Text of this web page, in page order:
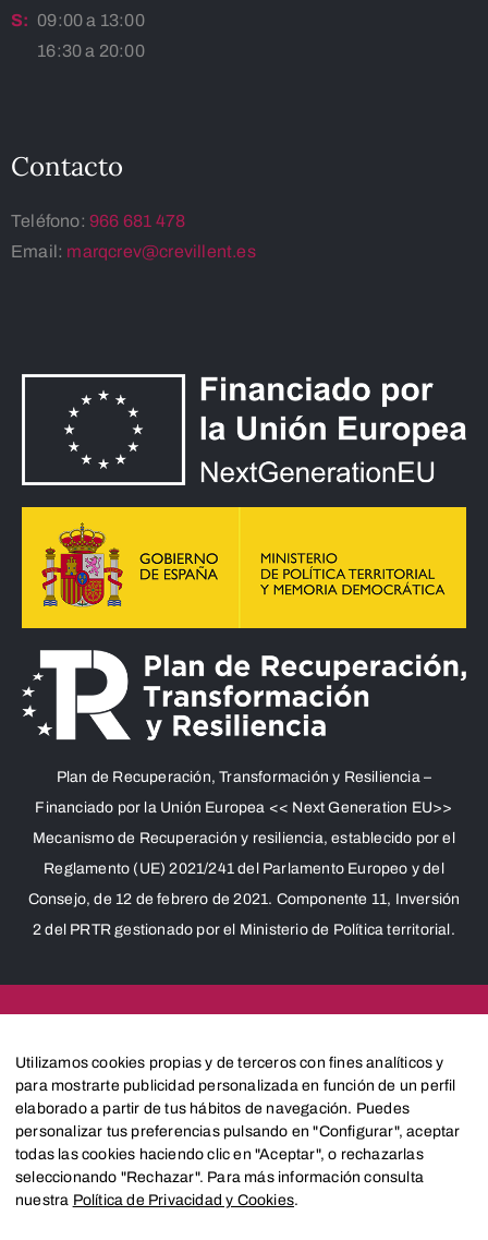
S: 09:00 a 13:00
16:30 a 20:00
Contacto
Teléfono: 966 681 478
Email: marqcrev@crevillent.es
Plan de Recuperación, Transformación y Resiliencia –
Financiado por la Unión Europea << Next Generation EU>>
Mecanismo de Recuperación y resiliencia, establecido por el
Reglamento (UE) 2021/241 del Parlamento Europeo y del
Consejo, de 12 de febrero de 2021. Componente 11, Inversión
2 del PRTR gestionado por el Ministerio de Política territorial.
Créditos
Utilizamos cookies propias y de terceros con fines analíticos y
para mostrarte publicidad personalizada en función de un perfil
elaborado a partir de tus hábitos de navegación. Puedes
personalizar tus preferencias pulsando en "Configurar", aceptar
todas las cookies haciendo clic en "Aceptar", o rechazarlas
seleccionando "Rechazar". Para más información consulta
nuestra Política de Privacidad y Cookies.
Aviso Legal
Política de Privacidad y Cookies